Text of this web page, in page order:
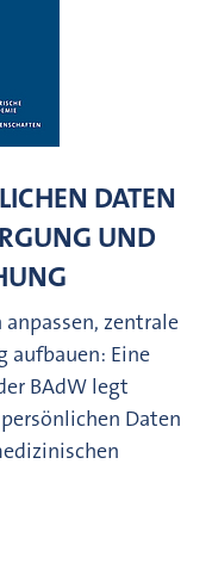
DATEN
UND
zentrale
aufbauen: Eine
BAdW legt
Daten